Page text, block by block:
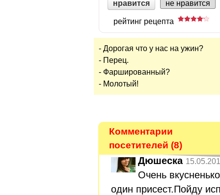
нравится не нравится
рейтинг рецепта
- Дорогая что у нас на ужин?
- Перец.
- Фаршированный?
- Молотый!
Комментарии
посетителей (8)
Дюшеска
Очень
один присест.Пойду